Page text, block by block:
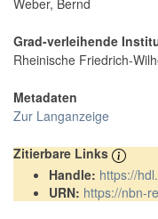
Weber, Bernd
Grad-verleihende
Rheinische Friedrich-
Metadaten
Zur Langanzeige
Zitierbare Links
Handle: https://
URN: https://nbn-